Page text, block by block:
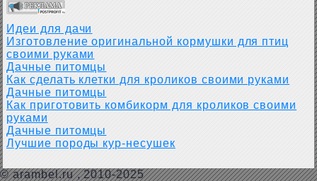
Идеи для дачи
Изготовление оригинальной кормушки для птиц
своими руками
Дачные питомцы
Как сделать клетки для кроликов своими руками
Дачные питомцы
Как приготовить комбикорм для кроликов своими
руками
Дачные питомцы
Лучшие породы кур-несушек
© arambel.ru, 2010-2025